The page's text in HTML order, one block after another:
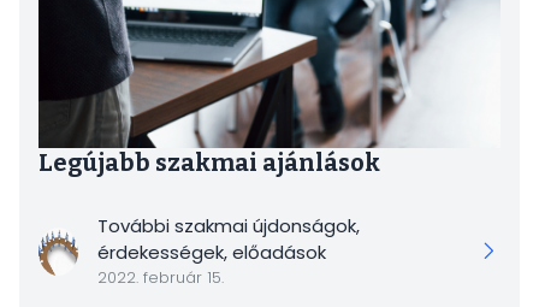
Legújabb szakmai ajánlások
További szakmai újdonságok,
érdekességek, előadások
2022. február 15.